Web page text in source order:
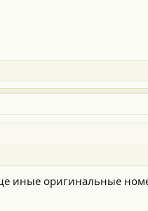
иные оригинальные